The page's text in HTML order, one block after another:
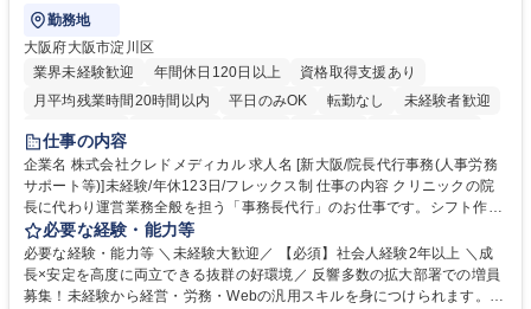
勤務地
大阪府大阪市淀川区
業界未経験歓迎
年間休日120日以上
資格取得支援あり
月平均残業時間20時間以内
平日のみOK 転勤なし
未経験者歓迎
住宅手当あり
交通費支給
駅近5分以内 土日祝休み 昼食補助あり
仕事の内容
企業名 株式会社クレドメディカル 求人名 [新大阪/院長代行事務(人事労務
サポート等)]未経験/年休123日/フレックス制 仕事の内容 クリニックの院
長に代わり運営業務全般を担う「事務長代行」のお仕事です。シフト作成
や経費処理、採用・HP管理などバックオフィス全般を企画サポート。丁
寧な実務対応で現場を支え、専門スキルを構築できます。 当社の開業医支
援のコンサルタントと連携し、開業後クリニックのバックオフィス全般を
担当します。 ＼具体的には／ ■スタッフのシフト作成、日々の経費処理 ■
必要な経験・能力等
必要な経験・能力等 ＼未経験大歓迎／ 【必須】社会人経験2年以上 ＼成
長×安定を高度に両立できる抜群の好環境／ 反響多数の拡大部署での増員
募集！未経験から経営・労務・Webの汎用スキルを身につけられます。初